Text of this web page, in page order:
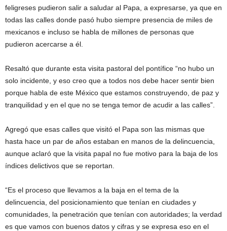
feligreses pudieron salir a saludar al Papa, a expresarse, ya que en
todas las calles donde pasó hubo siempre presencia de miles de
mexicanos e incluso se habla de millones de personas que
pudieron acercarse a él.
Resaltó que durante esta visita pastoral del pontífice “no hubo un
solo incidente, y eso creo que a todos nos debe hacer sentir bien
porque habla de este México que estamos construyendo, de paz y
tranquilidad y en el que no se tenga temor de acudir a las calles”.
Agregó que esas calles que visitó el Papa son las mismas que
hasta hace un par de años estaban en manos de la delincuencia,
aunque aclaró que la visita papal no fue motivo para la baja de los
índices delictivos que se reportan.
“Es el proceso que llevamos a la baja en el tema de la
delincuencia, del posicionamiento que tenían en ciudades y
comunidades, la penetración que tenían con autoridades; la verdad
es que vamos con buenos datos y cifras y se expresa eso en el